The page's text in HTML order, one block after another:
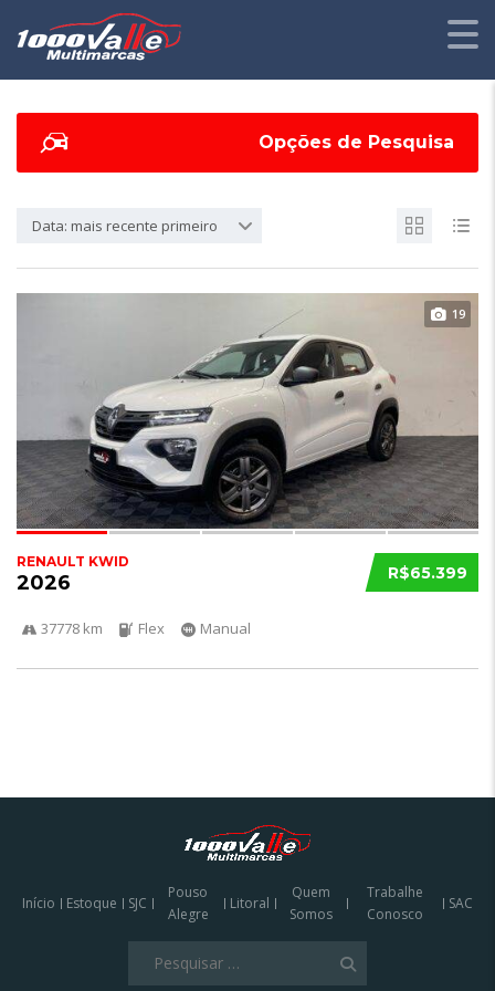
Opções de Pesquisa
Data: mais recente primeiro
19
R$65.399
RENAULT KWID
2026
37778 km Flex Manual
Início Estoque SJC
Pouso
Alegre
Litoral
Quem
Somos
Trabalhe
Conosco
SAC